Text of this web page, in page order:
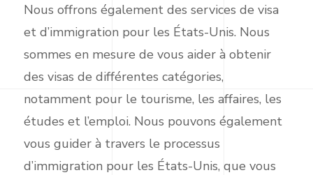
Nous offrons également des services de visa
et d’immigration pour les États-Unis. Nous
sommes en mesure de vous aider à obtenir
des visas de différentes catégories,
notamment pour le tourisme, les affaires, les
études et l’emploi. Nous pouvons également
vous guider à travers le processus
d’immigration pour les États-Unis, que vous